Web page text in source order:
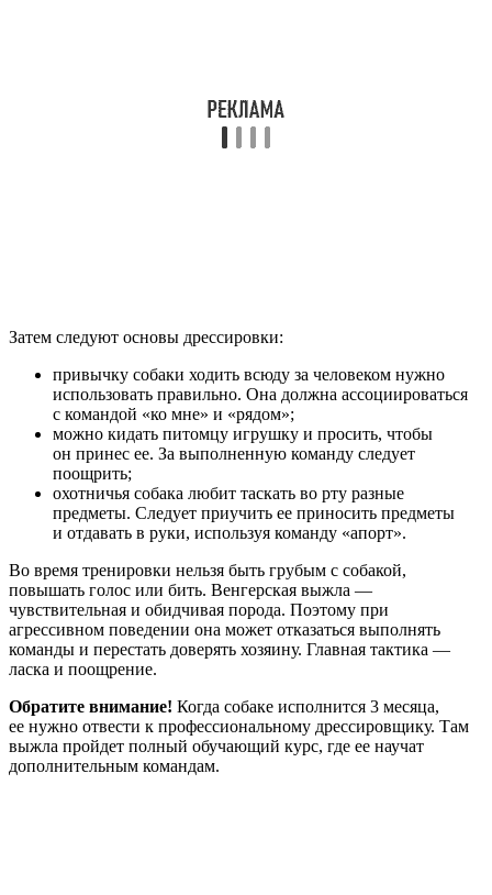
Затем следуют основы дрессировки:
привычку собаки ходить всюду за человеком нужно
использовать правильно. Она должна ассоциироваться
с командой «ко мне» и «рядом»;
можно кидать питомцу игрушку и просить, чтобы
он принес ее. За выполненную команду следует
поощрить;
охотничья собака любит таскать во рту разные
предметы. Следует приучить ее приносить предметы
и отдавать в руки, используя команду «апорт».
Во время тренировки нельзя быть грубым с собакой,
повышать голос или бить. Венгерская выжла —
чувствительная и обидчивая порода. Поэтому при
агрессивном поведении она может отказаться выполнять
команды и перестать доверять хозяину. Главная тактика —
ласка и поощрение.
Обратите внимание! Когда собаке исполнится 3 месяца,
ее нужно отвести к профессиональному дрессировщику. Там
выжла пройдет полный обучающий курс, где ее научат
дополнительным командам.